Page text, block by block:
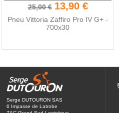
25,00 € 13,90 €
Pneu Vittoria Zaffiro Pro IV G+ -
700x30
Serge DUTOURON SAS
6 Impasse de Latrobe